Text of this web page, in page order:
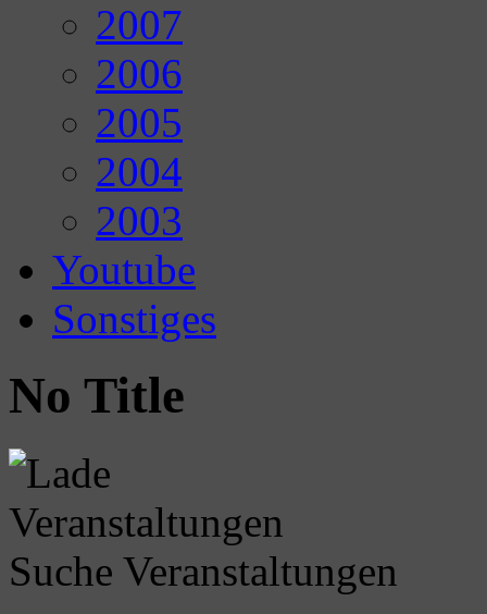
2007
2006
2005
2004
2003
Youtube
Sonstiges
No Title
Suche Veranstaltungen